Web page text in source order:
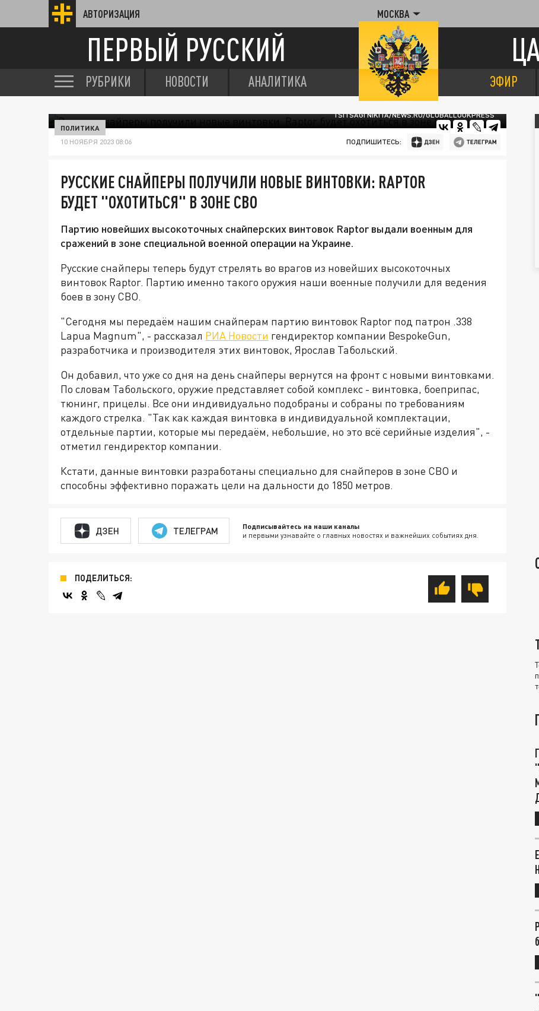
АВТОРИЗАЦИЯ МОСКВА
ПЕРВЫЙ РУССКИЙ
РУБРИКИ НОВОСТИ АНАЛИТИКА ЭФИР
TSITSAGI NIKITA/NEWS.RU/GLOBALLOOKPRESS
ПОЛИТИКА
10 НОЯБРЯ 2023 08:06 ПОДПИШИТЕСЬ:
РУССКИЕ СНАЙПЕРЫ ПОЛУЧИЛИ НОВЫЕ ВИНТОВКИ: RAPTOR
БУДЕТ "ОХОТИТЬСЯ" В ЗОНЕ СВО
Партию новейших высокоточных снайперских винтовок Raptor выдали военным для
сражений в зоне специальной военной операции на Украине.
Русские снайперы теперь будут стрелять во врагов из новейших высокоточных
винтовок Raptor. Партию именно такого оружия наши военные получили для ведения
боев в зону СВО.
"Сегодня мы передаём нашим снайперам партию винтовок Raptor под патрон .338
Lapua Magnum", - рассказал РИА Новости гендиректор компании BespokeGun,
разработчика и производителя этих винтовок, Ярослав Табольский.
Он добавил, что уже со дня на день снайперы вернутся на фронт с новыми винтовками.
По словам Табольского, оружие представляет собой комплекс - винтовка, боеприпас,
тюнинг, прицелы. Все они индивидуально подобраны и собраны по требованиям
каждого стрелка. "Так как каждая винтовка в индивидуальной комплектации,
отдельные партии, которые мы передаём, небольшие, но это всё серийные изделия", -
отметил гендиректор компании.
Кстати, данные винтовки разработаны специально для снайперов в зоне СВО и
способны эффективно поражать цели на дальности до 1850 метров.
ДЗЕН ТЕЛЕГРАМ Подписывайтесь на наши каналы
и первыми узнавайте о главных новостях и важнейших событиях дня.
ПОДЕЛИТЬСЯ: